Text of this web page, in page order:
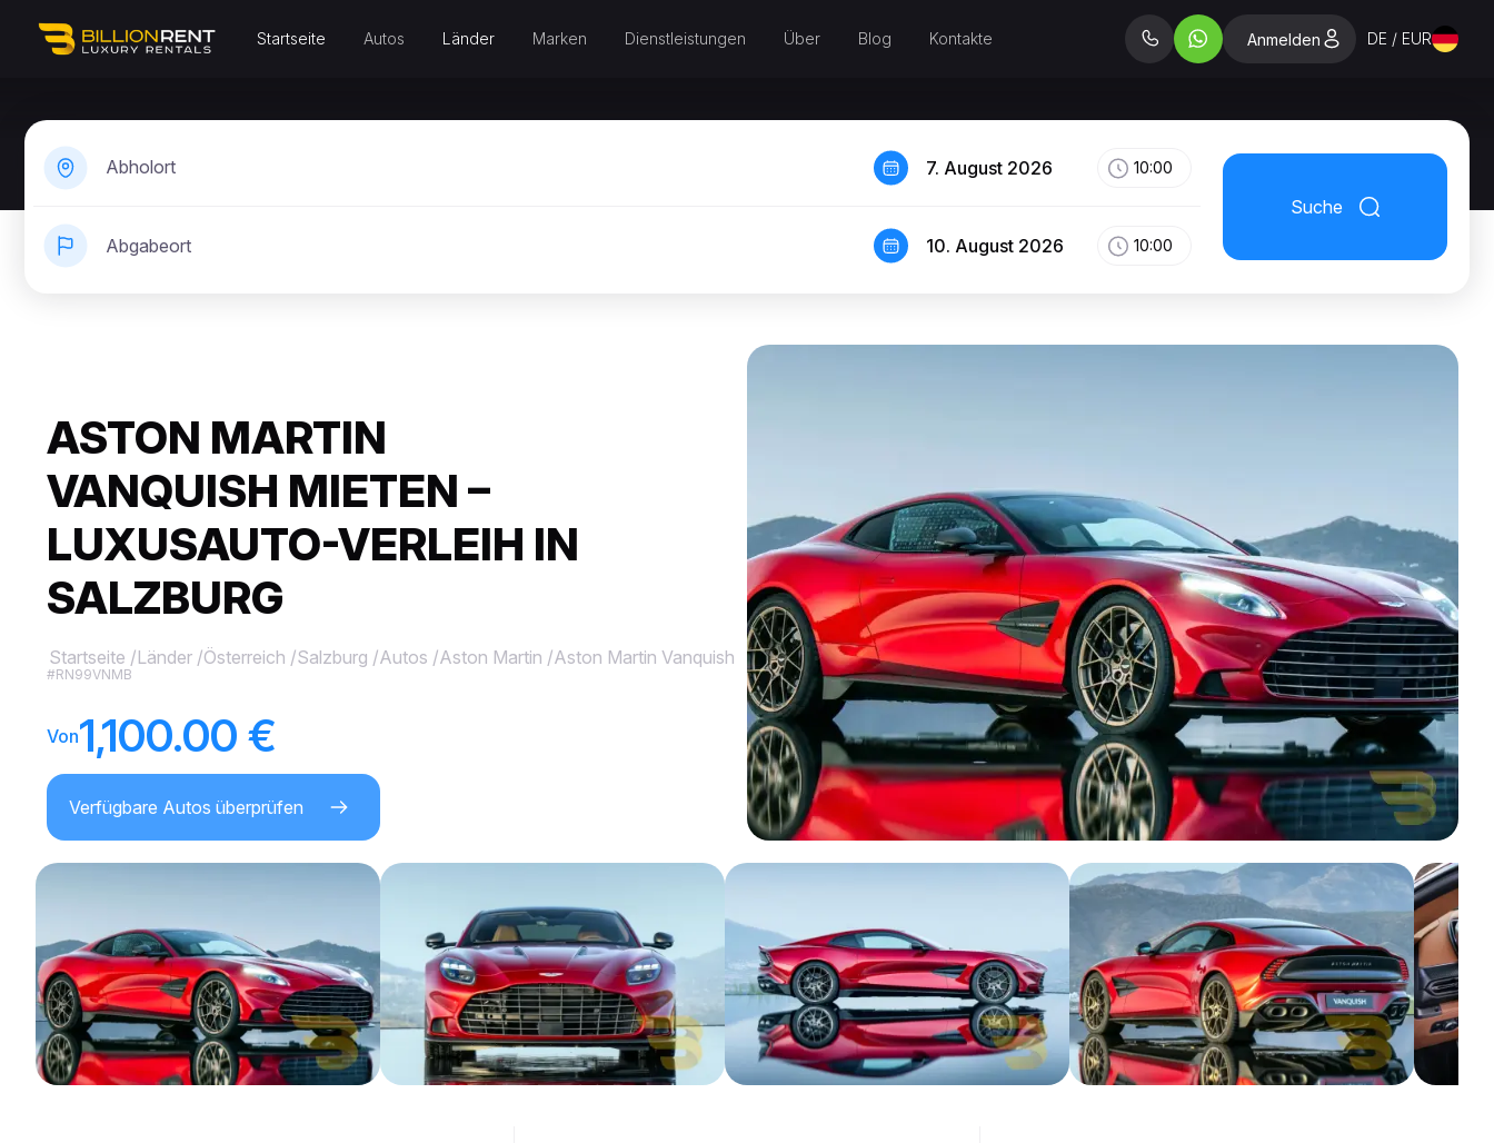
Startseite Autos Länder Marken Dienstleistungen Über Blog Kontakte Anmelden DE / EUR
Abholort
Abgabeort
7. August 2026 10:00
10. August 2026 10:00
Suche
ASTON MARTIN
VANQUISH MIETEN –
LUXUSAUTO-VERLEIH IN
SALZBURG
Startseite /Länder /Österreich /Salzburg /Autos /Aston Martin /Aston Martin Vanquish
#RN99VNMB
Von1,100.00 €
Verfügbare Autos überprüfen